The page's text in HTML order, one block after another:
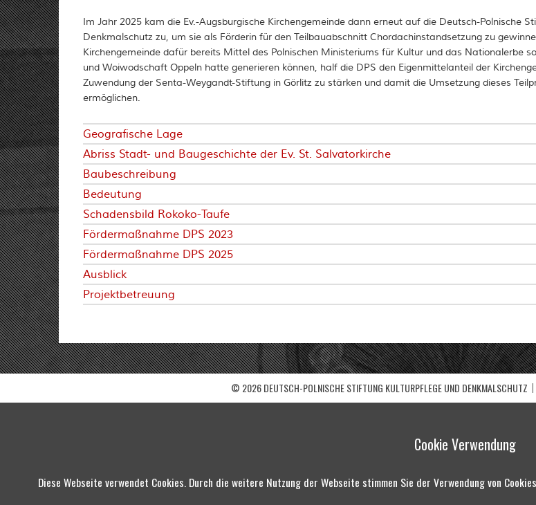
Im Jahr 2025 kam die Ev.-Augsburgische Kirchengemeinde dann erneut auf die Deutsch-Polnische
Denkmalschutz zu, um sie als Förderin für den Teilbauabschnitt Chordachinstandsetzung zu
Kirchengemeinde dafür bereits Mittel des Polnischen Ministeriums für Kultur und das Nationalerbe
und Woiwodschaft Oppeln hatte generieren können, half die DPS den Eigenmittelanteil der
Zuwendung der Senta-Weygandt-Stiftung in Görlitz zu stärken und damit die Umsetzung dieses
ermöglichen.
Geografische Lage
Abriss Stadt- und Baugeschichte der Ev. St. Salvatorkirche
Baubeschreibung
Bedeutung
Schadensbild Rokoko-Taufe
Fördermaßnahme DPS 2023
Fördermaßnahme DPS 2025
Ausblick
Projektbetreuung
© 2026 DEUTSCH-POLNISCHE STIFTUNG KULTURPFLEGE UND DENKMALSCHUTZ
Cookie Verwendung
Diese Webseite verwendet Cookies. Durch die weitere Nutzung der Webseite stimmen Sie der Verwendung von